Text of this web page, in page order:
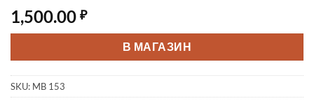
1,500.00 ₽
В МАГАЗИН
SKU: MB 153